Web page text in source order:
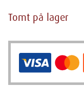
Tomt på lager